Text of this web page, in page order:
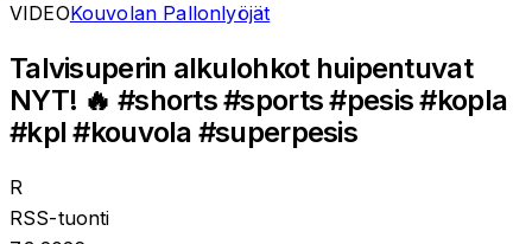
VIDEOKouvolan Pallonlyöjät
Talvisuperin alkulohkot huipentuvat
NYT! 🔥 #shorts #sports #pesis #kopla
#kpl #kouvola #superpesis
R
RSS-tuonti